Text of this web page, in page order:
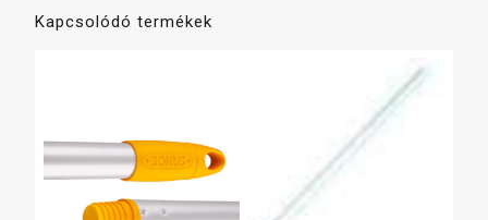
Kapcsolódó termékek